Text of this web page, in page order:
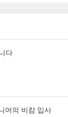
다
어의 비캄 입사